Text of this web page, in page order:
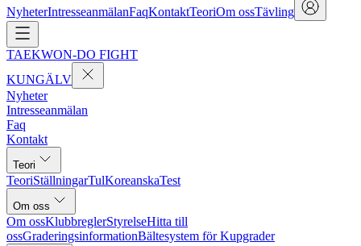
NyheterIntresseanmälanFaqKontaktTeoriOm ossTävling
TAEKWON-DO FIGHT
KUNGÄLV
Nyheter
Intresseanmälan
Faq
Kontakt
Teori
TeoriStällningarTulKoreanskaTest
Om oss
Om ossKlubbreglerStyrelseHitta till
ossGraderingsinformationBältesystem för Kupgrader